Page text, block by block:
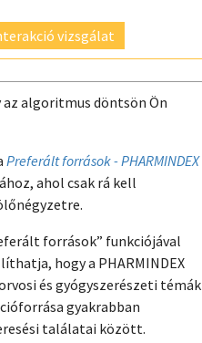
vizsgálat
az algoritmus döntsön Ön
Preferált források - PHARMINDEX
ahol csak rá kell
források” funkciójával
hogy a PHARMINDEX
és gyógyszerészeti témák
gyakrabban
találatai között.